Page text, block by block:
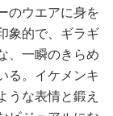
のウエアに身を
象的で、ギラギ
、一瞬のきらめ
る。イケメンキ
うな表情と鍛え